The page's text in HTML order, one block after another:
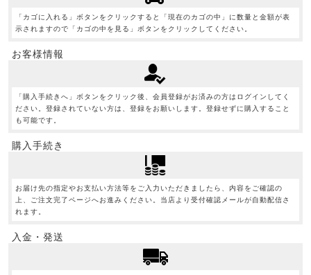
「カゴに入れる」ボタンをクリックすると「現在のカゴの中」に数量と金額が表
示されますので「カゴの中を見る」ボタンをクリックしてください。
お客様情報
「購入手続きへ」ボタンをクリック後、会員登録がお済みの方はログインしてく
ださい。登録されていない方は、登録をお願いします。登録せずに購入すること
も可能です。
購入手続き
お届け先の指定やお支払い方法等をご入力いただきましたら、内容をご確認の
上、ご注文完了ページへお進みください。当店より受付確認メールが自動配信さ
れます。
入金・発送